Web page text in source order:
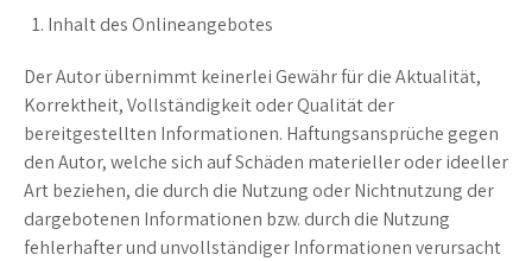
Inhalt des Onlineangebotes
Der Autor übernimmt keinerlei Gewähr für die Aktualität,
Korrektheit, Vollständigkeit oder Qualität der
bereitgestellten Informationen. Haftungsansprüche gegen
den Autor, welche sich auf Schäden materieller oder ideeller
Art beziehen, die durch die Nutzung oder Nichtnutzung der
dargebotenen Informationen bzw. durch die Nutzung
fehlerhafter und unvollständiger Informationen verursacht